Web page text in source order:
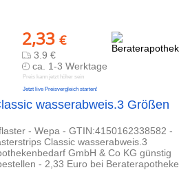
2,33 €
3.9 €
ca. 1-3 Werktage
Preis kann jetzt höher sein
Jetzt live Preisvergleich starten!
wasserabweis.3 Größen
- Wepa - GTIN:4150162338582 -
Classic wasserabweis.3
GmbH & Co KG günstig
- 2,33 Euro bei Beraterapotheke